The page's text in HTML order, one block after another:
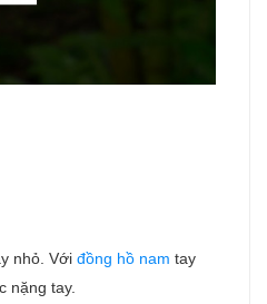
nhỏ. Với đồng hồ nam tay
nặng tay.